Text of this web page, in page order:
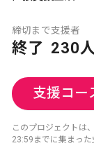
締切まで
終了
支援者
230人
支援コー
このプロジェクトは
23:59までに集まった